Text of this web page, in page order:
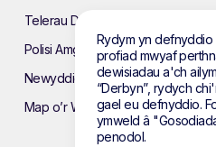
Telerau Defnyddio’r Wefan
Polisi Amgylcheddol
Newyddion
Map o’r Wefan
Rydym yn
profiad mwyaf
dewisiadau a'ch
“Derbyn”, rydych
gael eu defnyddio.
ymweld â
penodol.